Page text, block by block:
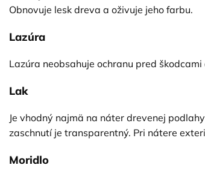
Obnovuje lesk dreva a oživuje jeho farbu.
Lazúra
Lazúra neobsahuje ochranu pred
Lak
Je vhodný najmä na náter drevenej
zaschnutí je transparentný. Pri nátere
Moridlo